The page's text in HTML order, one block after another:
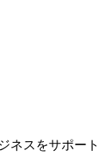
ネスをサポート